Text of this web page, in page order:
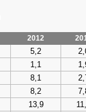
2012
5,2
1,1
8,1
8,2
13,9